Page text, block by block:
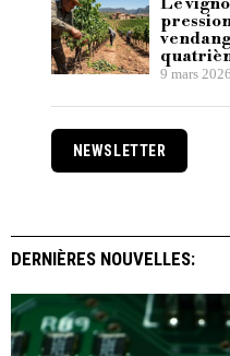
9 mars
NEWSLETTER
DERNIÈRES NOUVELLES: